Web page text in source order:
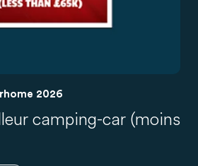
2026
camping-car (moins